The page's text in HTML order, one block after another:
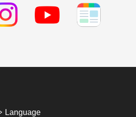
Language